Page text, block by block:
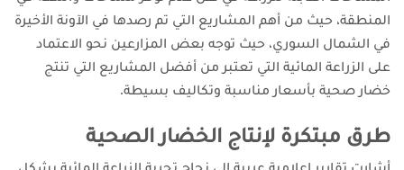
المنطقة، حيث من أهم المشاريع التي تم رصدها في الآونة الأخيرة
في الشمال السوري، حيث توجه بعض المزارعين نحو الاعتماد
على الزراعة المائية التي تعتبر من أفضل المشاريع التي تنتج
خضار صحية بأسعار مناسبة وتكاليف بسيطة.
طرق مبتكرة لإنتاج الخضار الصحية
أشارت تقارير إعلامية عربية إلى نجاح تجربة الزراعة المائية بشكل